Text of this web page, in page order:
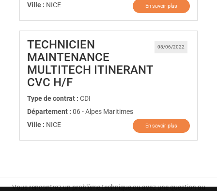
Ville : NICE En savoir plus
08/06/2022
TECHNICIEN
MAINTENANCE
MULTITECH ITINERANT
CVC H/F(Nouvelle fenêtre)
Type de contrat : CDI
Département : 06 - Alpes Maritimes
Ville : NICE En savoir plus
Vous rencontrez un problème technique ou avez une question au